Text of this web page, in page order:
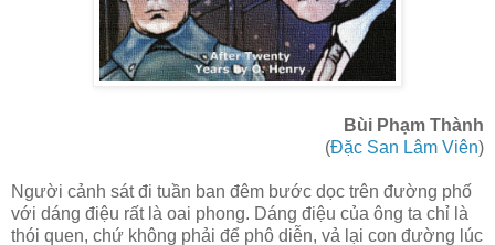
Bùi Phạm Thành
(Đặc San Lâm Viên)
Người cảnh sát đi tuần ban đêm bước dọc trên đường phố
với dáng điệu rất là oai phong. Dáng điệu của ông ta chỉ là
thói quen, chứ không phải để phô diễn, vả lại con đường lúc